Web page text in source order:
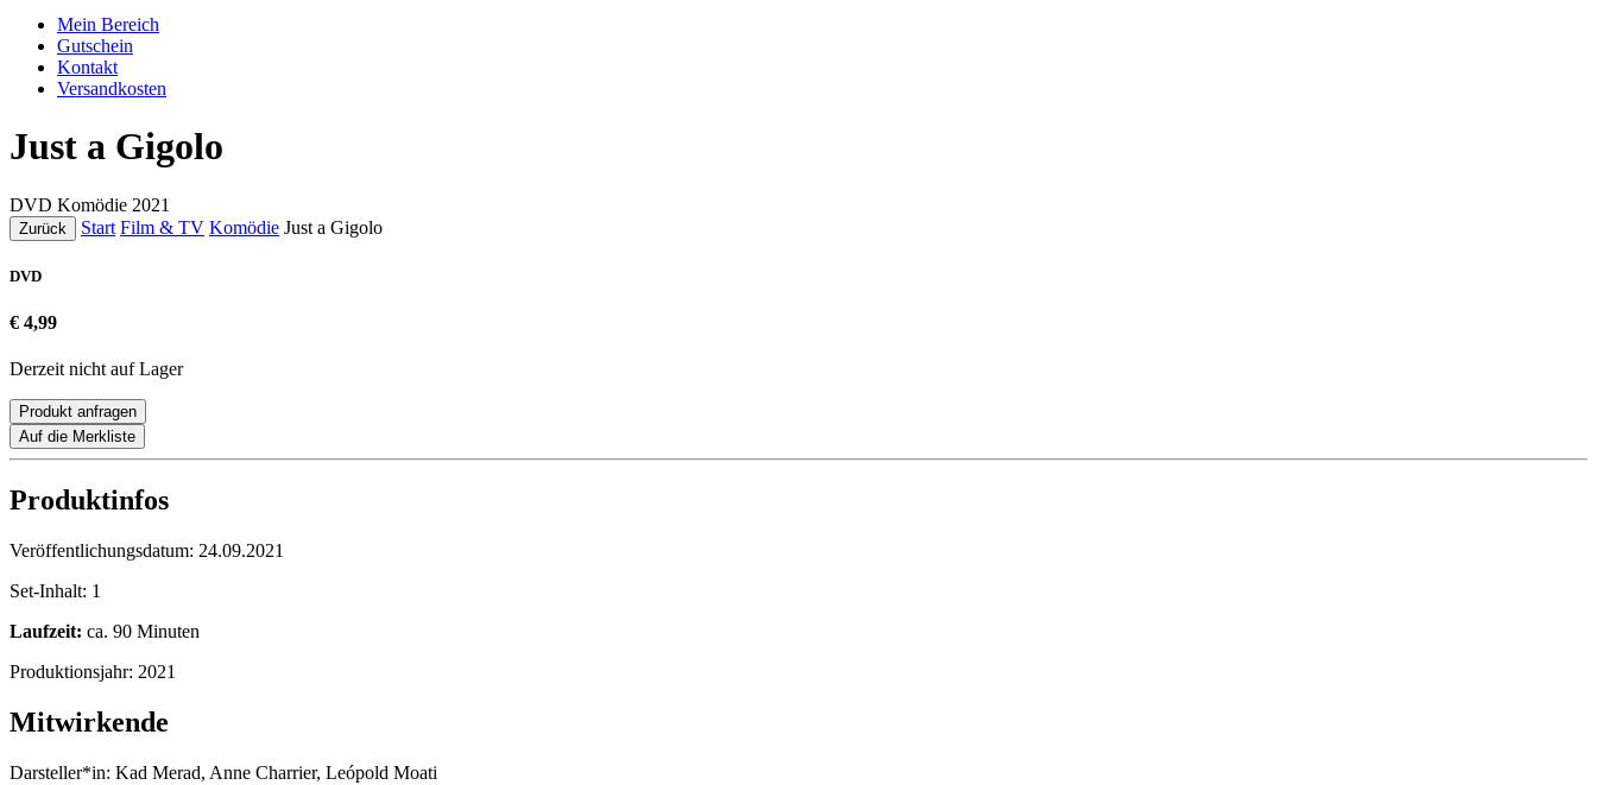
Mein Bereich
Gutschein
Kontakt
Versandkosten
Just a Gigolo
DVD Komödie 2021
Zurück Start Film & TV Komödie Just a Gigolo
DVD
€ 4,99
Derzeit nicht auf Lager
Produkt anfragen
Auf die Merkliste
Produktinfos
Veröffentlichungsdatum: 24.09.2021
Set-Inhalt: 1
Laufzeit: ca. 90 Minuten
Produktionsjahr: 2021
Mitwirkende
Darsteller*in: Kad Merad, Anne Charrier, Leópold Moati